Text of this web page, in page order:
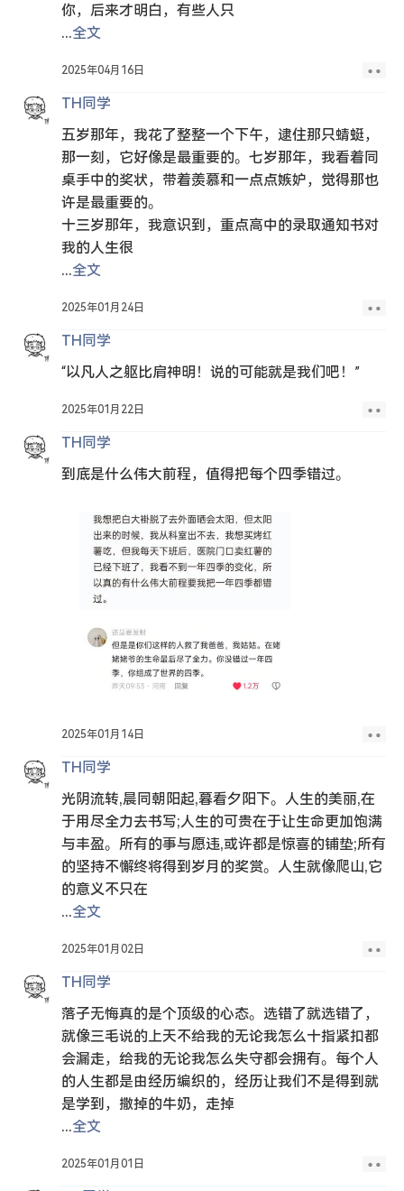
你，后来才明白，有些人只
...全文
2025年04月16日
TH同学
五岁那年，我花了整整一个下午，逮住那只蜻蜓，
那一刻，它好像是最重要的。七岁那年，我看着同
桌手中的奖状，带着羡慕和一点点嫉妒，觉得那也
许是最重要的。
十三岁那年，我意识到，重点高中的录取通知书对
我的人生很
...全文
2025年01月24日
TH同学
“以凡人之躯比肩神明！说的可能就是我们吧！”
2025年01月22日
TH同学
到底是什么伟大前程，值得把每个四季错过。
2025年01月14日
TH同学
光阴流转,晨同朝阳起,暮看夕阳下。人生的美丽,在
于用尽全力去书写;人生的可贵在于让生命更加饱满
与丰盈。所有的事与愿违,或许都是惊喜的铺垫;所有
的坚持不懈终将得到岁月的奖赏。人生就像爬山,它
的意义不只在
...全文
2025年01月02日
TH同学
落子无悔真的是个顶级的心态。选错了就选错了，
就像三毛说的上天不给我的无论我怎么十指紧扣都
会漏走，给我的无论我怎么失守都会拥有。每个人
的人生都是由经历编织的，经历让我们不是得到就
是学到，撒掉的牛奶，走掉
...全文
2025年01月01日